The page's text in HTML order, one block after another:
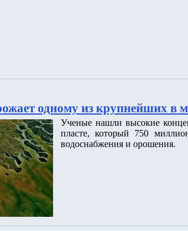
одному из крупнейших в
Ученые нашли высокие
пласте, который 750
водоснабжения и орошения.